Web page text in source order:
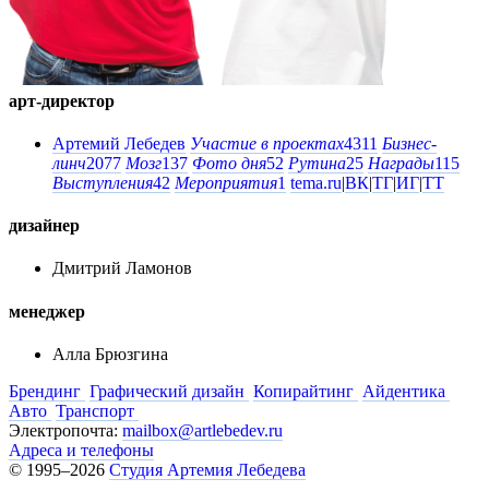
арт-директор
Артемий Лебедев Участие в проектах4311 Бизнес-
линч2077 Мозг137 Фото дня52 Рутина25 Награды115
Выступления42 Мероприятия1 tema.ru|ВК|ТГ|ИГ|ТТ
дизайнер
Дмитрий Ламонов
менеджер
Алла Брюзгина
Брендинг Графический дизайн Копирайтинг Айдентика
Авто Транспорт
Электропочта: mailbox@artlebedev.ru
Адреса и телефоны
© 1995–2026 Студия Артемия Лебедева